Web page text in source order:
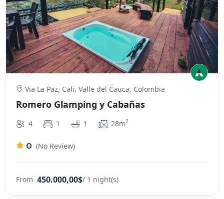
Via La Paz, Cali, Valle del Cauca, Colombia
Romero Glamping y Cabañas
4 1 1 28m2
0 (No Review)
From 450.000,00$/ 1 night(s)